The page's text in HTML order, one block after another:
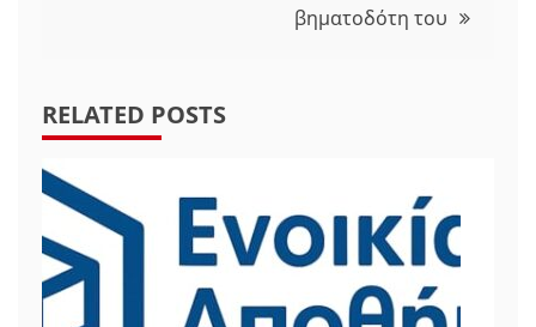
βηματοδότη του
RELATED POSTS